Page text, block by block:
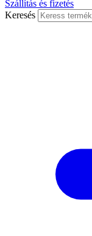
Szállítás és fizetés
Keresés